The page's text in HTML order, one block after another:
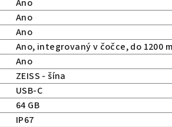
Ano
Ano
Ano
Ano, integrovaný v čočce,do 1200
Ano
ZEISS - šína
USB-C
64 GB
IP67